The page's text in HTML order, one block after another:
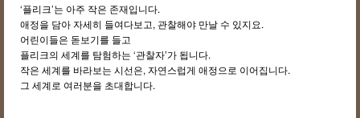
‘플리크’는 아주 작은 존재입니다.
애정을 담아 자세히 들여다보고, 관찰해야 만날 수 있지요.
어린이들은 돋보기를 들고
플리크의 세계를 탐험하는 ‘관찰자’가 됩니다.
작은 세계를 바라보는 시선은, 자연스럽게 애정으로 이어집니다.
그 세계로 여러분을 초대합니다.